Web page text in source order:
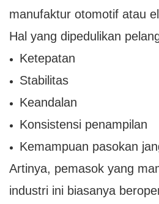
manufaktur otomotif atau
Hal yang dipedulikan
Ketepatan
Stabilitas
Keandalan
Konsistensi penampilan
Kemampuan pasokan
Artinya, pemasok yang
industri ini biasanya